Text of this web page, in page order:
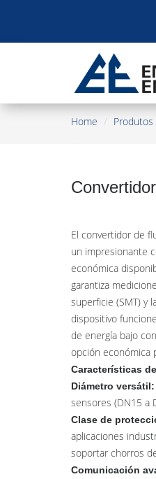
Home Produtos
El convertidor de
un impresionante
económica
garantiza
superficie (SMT) y
dispositivo
de energía bajo
opción económica
Características
Diámetro versátil:
sensores (DN15 a
Clase de
aplicaciones
soportar chorros
Comunicación